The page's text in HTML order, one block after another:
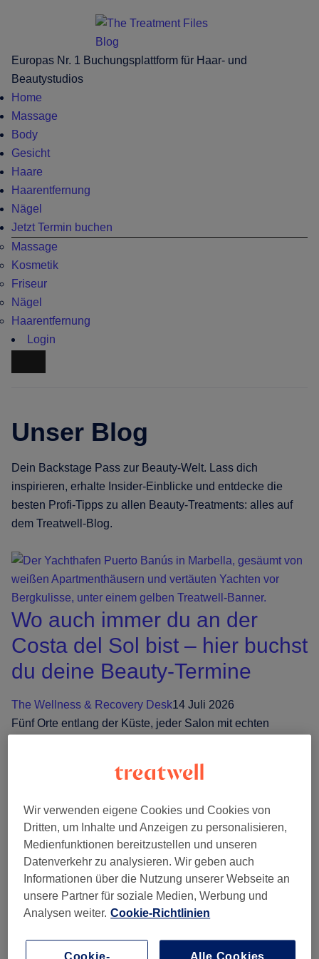
content
menu
Europas Nr. 1 Buchungsplattform für Haar- und
Beautystudios
Home
Massage
Body
Gesicht
Haare
Haarentfernung
Nägel
Jetzt Termin buchen
Massage
Kosmetik
Friseur
Nägel
Haarentfernung
Login
Unser Blog
Dein Backstage Pass zur Beauty-Welt. Lass dich
inspirieren, erhalte Insider-Einblicke und entdecke die
besten Profi-Tipps zu allen Beauty-Treatments: alles auf
dem Treatwell-Blog.
Wo auch immer du an der
Costa del Sol bist – hier buchst
du deine Beauty-Termine
The Wellness & Recovery Desk14 Juli 2026
Fünf Orte entlang der Küste, jeder Salon mit echten
auch
immer
du
an
Costa
Sol
Beauty-Vorbereitung für den
Urlaub: Was du wann buchst
für einen strahlenden Urlaubs-
Wir verwenden eigene Cookies und Cookies von
Dritten, um Inhalte und Anzeigen zu personalisieren,
Medienfunktionen bereitzustellen und unseren
Datenverkehr zu analysieren. Wir geben auch
Informationen über die Nutzung unserer Webseite an
unsere Partner für soziale Medien, Werbung und
Analysen weiter. Cookie-Richtlinien